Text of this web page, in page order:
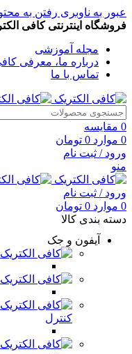
عبور به ناوبری رفتن به
فروشگاه اینترنتی کافی
مجله آموزشی
درباره ما، معرفی
تماس با ما
0 مقایسه
0 موارد 0 تومان
ورود / ثبت نام
منو
ورود / ثبت نام
0 موارد 0 تومان
دسته بندی کالا
آیفون و جک
کنترل